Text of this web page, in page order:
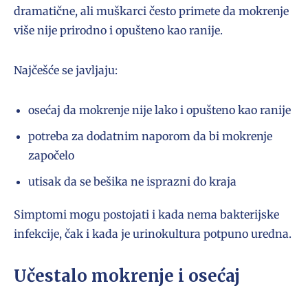
dramatične, ali muškarci često primete da mokrenje
više nije prirodno i opušteno kao ranije.
Najčešće se javljaju:
osećaj da mokrenje nije lako i opušteno kao ranije
potreba za dodatnim naporom da bi mokrenje
započelo
utisak da se bešika ne isprazni do kraja
Simptomi mogu postojati i kada nema bakterijske
infekcije, čak i kada je urinokultura potpuno uredna.
Učestalo mokrenje i osećaj